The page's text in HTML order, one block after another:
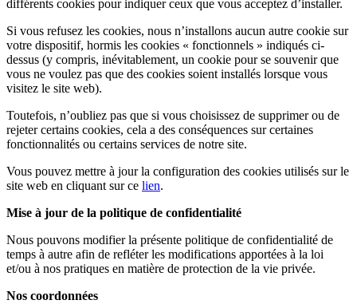
différents cookies pour indiquer ceux que vous acceptez d’installer.
Si vous refusez les cookies, nous n’installons aucun autre cookie sur
votre dispositif, hormis les cookies « fonctionnels » indiqués ci-
dessus (y compris, inévitablement, un cookie pour se souvenir que
vous ne voulez pas que des cookies soient installés lorsque vous
visitez le site web).
Toutefois, n’oubliez pas que si vous choisissez de supprimer ou de
rejeter certains cookies, cela a des conséquences sur certaines
fonctionnalités ou certains services de notre site.
Vous pouvez mettre à jour la configuration des cookies utilisés sur le
site web en cliquant sur ce lien.
Mise à jour de la politique de confidentialité
Nous pouvons modifier la présente politique de confidentialité de
temps à autre afin de refléter les modifications apportées à la loi
et/ou à nos pratiques en matière de protection de la vie privée.
Nos coordonnées